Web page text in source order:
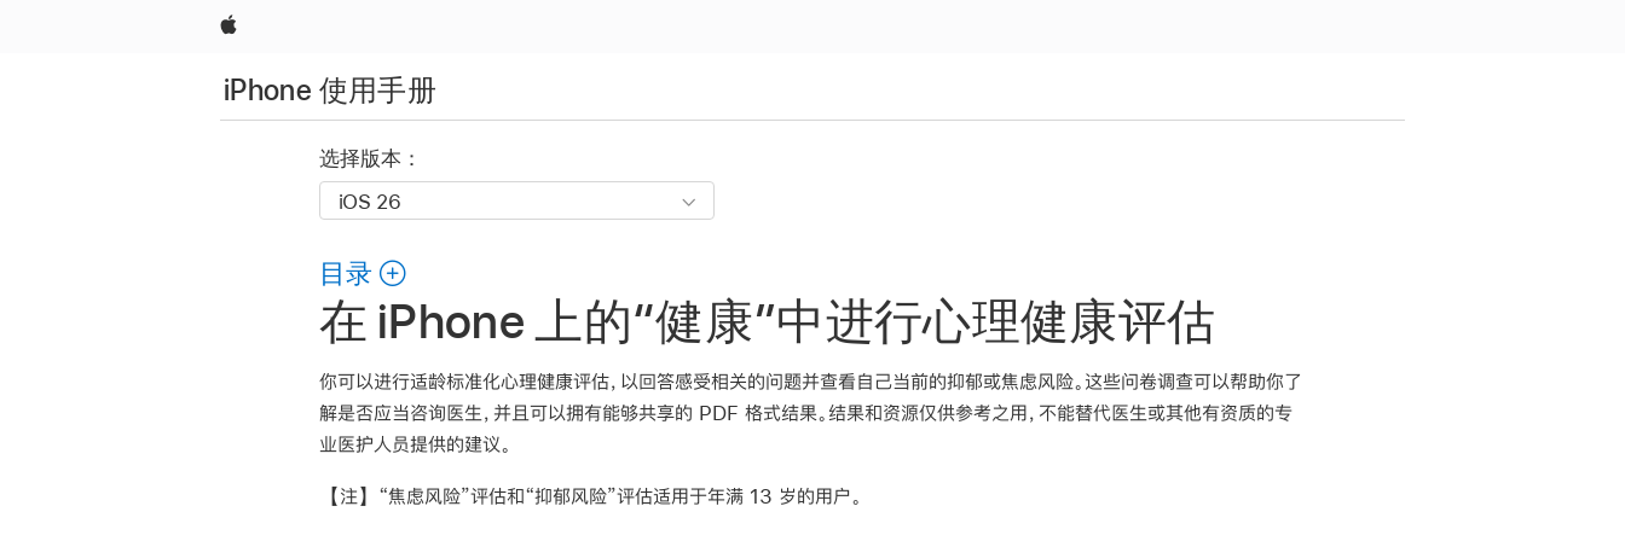
Apple
iPhone 使用手册
选择版本：
目录
在 iPhone 上的“健康”中进行心理健康评估
你可以进行适龄标准化心理健康评估，以回答感受相关的问题并查看自己当前的抑郁或焦虑风险。这些问卷调查可以帮助你了
解是否应当咨询医生，并且可以拥有能够共享的 PDF 格式结果。结果和资源仅供参考之用，不能替代医生或其他有资质的专
业医护人员提供的建议。
【注】 “焦虑风险”评估和“抑郁风险”评估适用于年满 13 岁的用户。